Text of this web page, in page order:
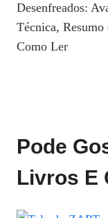
De
Post
Desenfreados:
Técnica, Resumo
Como Ler
Pode
Livros E